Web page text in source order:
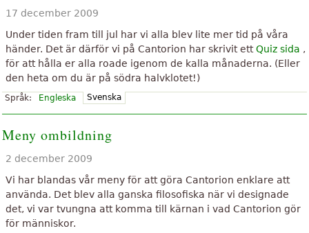
17 december 2009
Under tiden fram till jul har vi alla blev lite mer tid på våra
händer. Det är därför vi på Cantorion har skrivit ettQuiz sida ,
för att hålla er alla roade igenom de kalla månaderna. (Eller
den heta om du är på södra halvklotet!)
Språk: Engleska Svenska
Meny ombildning
2 december 2009
Vi har blandas vår meny för att göra Cantorion enklare att
använda. Det blev alla ganska filosofiska när vi designade
det, vi var tvungna att komma till kärnan i vad Cantorion gör
för människor.